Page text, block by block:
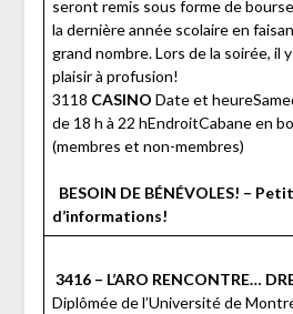
seront remis sous forme de
la dernière année scolaire en
grand nombre. Lors de la soirée,
plaisir à profusion!
3118 CASINO Date et
de 18 h à 22 hEndroitCabane en
(membres et non-membres)
BESOIN DE BÉNÉVOLES! –
d’informations!
3416 – L’ARO RENCONTRE…
Diplômée de l’Université de